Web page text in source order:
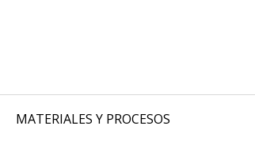
MATERIALES Y PROCESOS